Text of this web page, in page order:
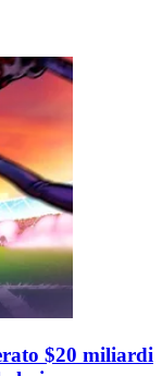
$20 miliardi